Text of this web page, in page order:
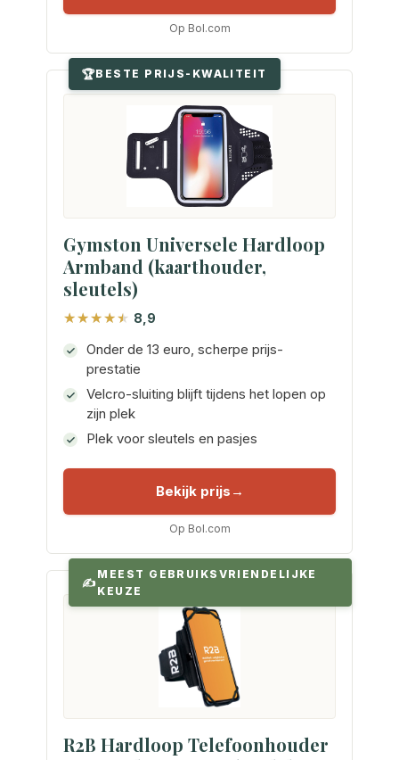
Op Bol.com
BESTE PRIJS-KWALITEIT
Gymston Universele Hardloop
Armband (kaarthouder,
sleutels)
8,9
Onder de 13 euro, scherpe prijs-
prestatie
Velcro-sluiting blijft tijdens het lopen op
zijn plek
Plek voor sleutels en pasjes
Bekijk prijs
Op Bol.com
MEEST GEBRUIKSVRIENDELIJKE
KEUZE
R2B Hardloop Telefoonhouder